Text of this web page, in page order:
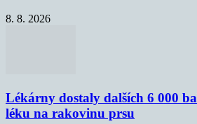
8. 8. 2026
Lékárny dostaly dalších 6 000
léku na rakovinu prsu